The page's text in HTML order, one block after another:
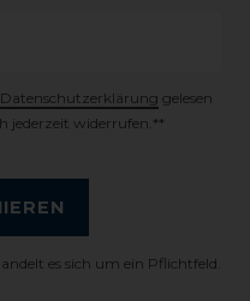
Daten­schutz­erklärung gelesen
jederzeit widerrufen.**
es sich um ein Pflichtfeld.